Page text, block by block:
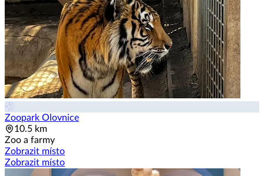
Zoopark Olovnice
10.5 km
Zoo a farmy
Zobrazit místo
Zobrazit místo